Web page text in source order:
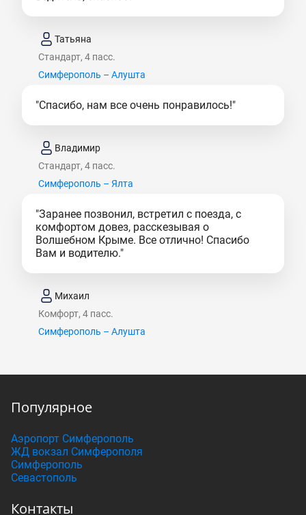
Татьяна
Стандарт, 4 пасс.
Симферополь – Алушта
"Спасибо, нам все очень понравилось!"
Владимир
Стандарт, 4 пасс.
Симферополь – Ялта
"Заранее позвонил, встретил с поезда, с
комфортом довез, расскезывая о
Волшебном Крыме. Все отлично! Спасибо
Вам и водителю."
Михаил
Комфорт, 4 пасс.
Симферополь – Алушта
Популярное
Аэропорт Симферополь
ЖД вокзал Симферополя
Симферополь
Севастополь
Контакты